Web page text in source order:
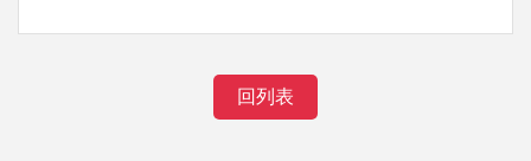
回列表